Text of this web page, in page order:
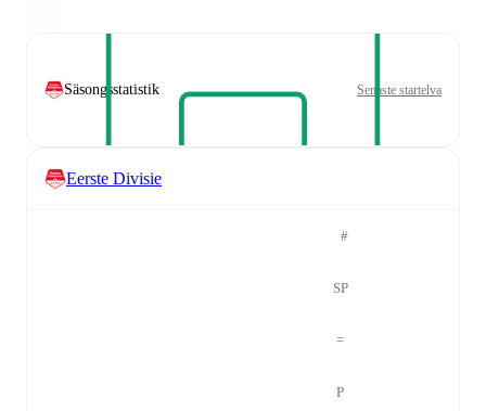
Säsongsstatistik Senaste startelva
Eerste Divisie
#
SP
=
P